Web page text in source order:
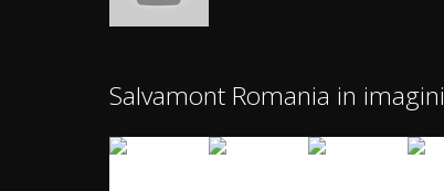
Salvamont Romania in imagini